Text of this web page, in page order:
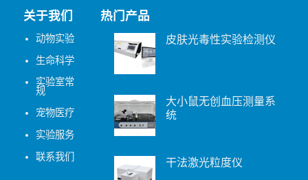
关于我们
动物实验
生命科学
实验室常
规
宠物医疗
实验服务
联系我们
热门产品
皮肤光毒性实验检测仪
大小鼠无创血压测量系
统
干法激光粒度仪